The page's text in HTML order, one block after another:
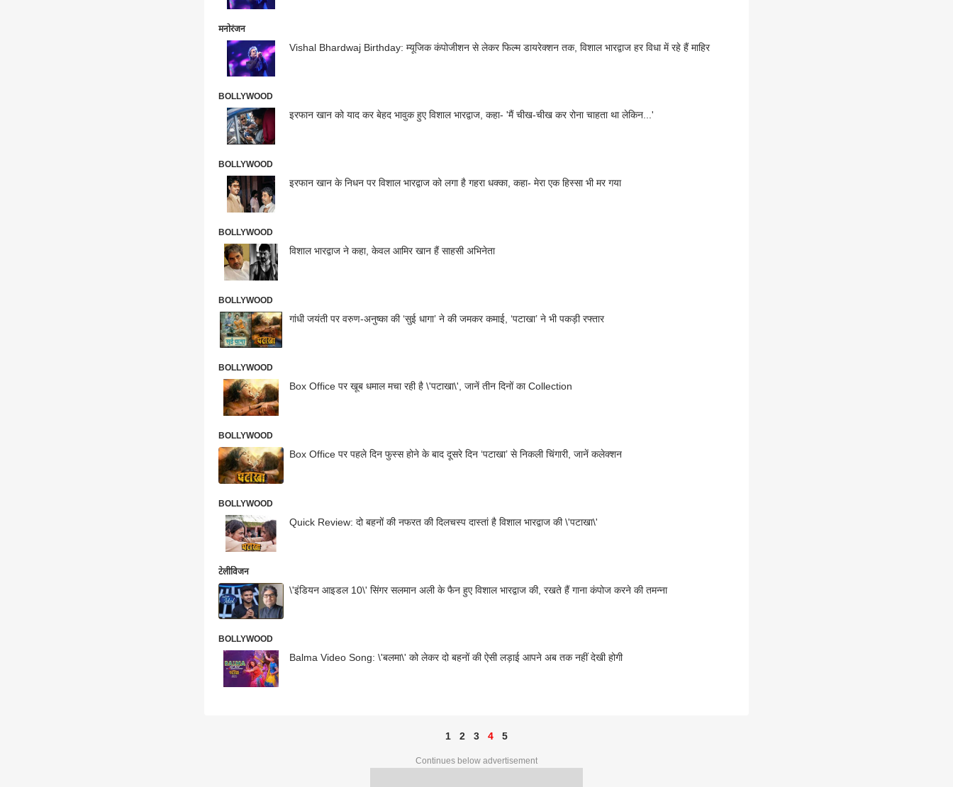
मनोरंजन
Vishal Bhardwaj Birthday: म्यूजिक कंपोजीशन से लेकर फिल्म डायरेक्शन तक, विशाल भारद्वाज हर विधा में रहे हैं माहिर
BOLLYWOOD
इरफान खान को याद कर बेहद भावुक हुए विशाल भारद्वाज, कहा- 'मैं चीख-चीख कर रोना चाहता था लेकिन...'
BOLLYWOOD
इरफान खान के निधन पर विशाल भारद्वाज को लगा है गहरा धक्का, कहा- मेरा एक हिस्सा भी मर गया
BOLLYWOOD
विशाल भारद्वाज ने कहा, केवल आमिर खान हैं साहसी अभिनेता
BOLLYWOOD
गांधी जयंती पर वरुण-अनुष्का की ‘सुई धागा’ ने की जमकर कमाई, ‘पटाखा’ ने भी पकड़ी रफ्तार
BOLLYWOOD
Box Office पर खूब धमाल मचा रही है \'पटाखा\', जानें तीन दिनों का Collection
BOLLYWOOD
Box Office पर पहले दिन फुस्स होने के बाद दूसरे दिन ‘पटाखा’ से निकली चिंगारी, जानें कलेक्शन
BOLLYWOOD
Quick Review: दो बहनों की नफरत की दिलचस्प दास्तां है विशाल भारद्वाज की \'पटाखा\'
टेलीविजन
\'इंडियन आइडल 10\' सिंगर सलमान अली के फैन हुए विशाल भारद्वाज की, रखते हैं गाना कंपोज करने की तमन्ना
BOLLYWOOD
Balma Video Song: \'बलमा\' को लेकर दो बहनों की ऐसी लड़ाई आपने अब तक नहीं देखी होगी
1 2 3 4 5
Continues below advertisement